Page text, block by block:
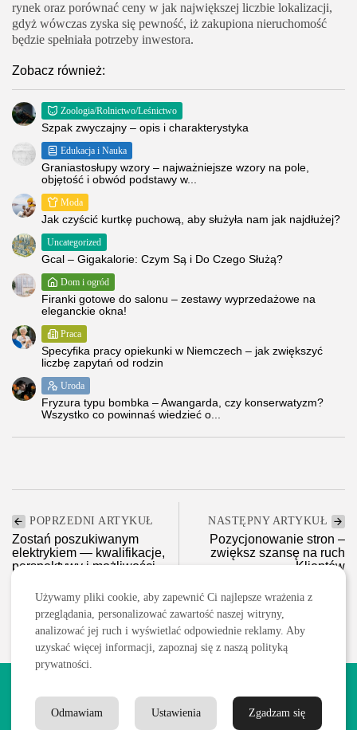
rynek oraz porównać ceny w jak największej liczbie lokalizacji,
gdyż wówczas zyska się pewność, iż zakupiona nieruchomość
będzie spełniała potrzeby inwestora.
Zobacz również:
Zoologia/Rolnictwo/Leśnictwo
Szpak zwyczajny – opis i charakterystyka
Edukacja i Nauka
Graniastosłupy wzory – najważniejsze wzory na pole,
objętość i obwód podstawy w...
Moda
Jak czyścić kurtkę puchową, aby służyła nam jak najdłużej?
Uncategorized
Gcal – Gigakalorie: Czym Są i Do Czego Służą?
Dom i ogród
Firanki gotowe do salonu – zestawy wyprzedażowe na
eleganckie okna!
Praca
Specyfika pracy opiekunki w Niemczech – jak zwiększyć
liczbę zapytań od rodzin
Uroda
Fryzura typu bombka – Awangarda, czy konserwatyzm?
Wszystko co powinnaś wiedzieć o...
POPRZEDNI ARTYKUŁ
Zostań poszukiwanym
elektrykiem — kwalifikacje,
perspektywy i możliwości
Edukacja i Nauka
NASTĘPNY ARTYKUŁ
Pozycjonowanie stron –
zwiększ szansę na ruch
Klientów
Marketing/Reklama/Media
są chronione prawem autorskim.
Kontakt
Używamy pliki cookie, aby zapewnić Ci najlepsze wrażenia z
przeglądania, personalizować zawartość naszej witryny,
analizować jej ruch i wyświetlać odpowiednie reklamy. Aby
uzyskać więcej informacji, zapoznaj się z naszą polityką
prywatności.
Zgadzam się
Ustawienia
Odmawiam